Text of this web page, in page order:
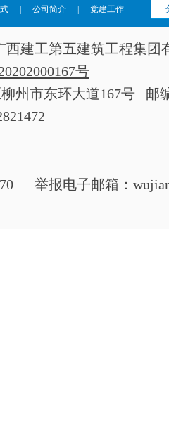
公司简介 党建工作
西建工第五建筑工程集
号
州市东环大道167号 邮
举报电子邮箱：